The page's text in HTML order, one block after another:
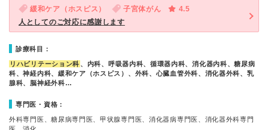
緩和ケア（ホスピス） 子宮体がん
4.5
人としてのご対応に感謝します
診療科目：
リハビリテーション科 、内科、呼吸器内科、循環器内科、消化器内科、糖尿病
科、神経内科、緩和ケア（ホスピス）、外科、心臓血管外科、消化器外科、乳
腺科、脳神経外科…
専門医・資格：
外科専門医、糖尿病専門医、甲状腺専門医、消化器病専門医、消化器外科専門